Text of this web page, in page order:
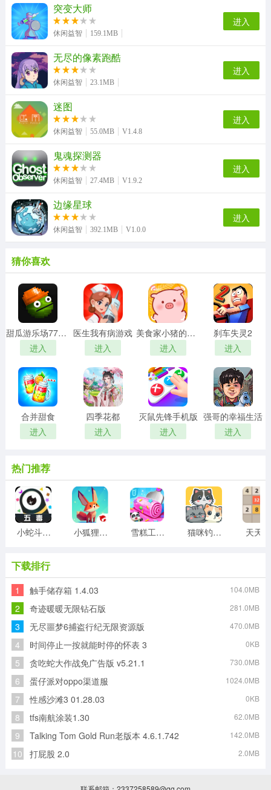
突变大师
休闲益智 159.1MB
进入
无尽的像素跑酷
休闲益智 23.1MB
进入
迷图
休闲益智 55.0MB V1.4.8
进入
鬼魂探测器
休闲益智 27.4MB V1.9.2
进入
边缘星球
休闲益智 392.1MB V1.0.0
进入
猜你喜欢
甜瓜游乐场7723自带模组汉化版
进入
医生我有病游戏
进入
美食家小猪的大冒险安卓版
进入
刹车失灵2
进入
合并甜食
进入
四季花都
进入
灭鼠先锋手机版
进入
强哥的幸福生活
进入
热门推荐
小蛇斗蜈蚣 小狐狸游戏 雪糕工厂游戏 猫咪钓鱼物语游戏 天天
下载排行
1 触手储存箱 1.4.03 104.0MB
2 奇迹暖暖无限钻石版 281.0MB
3 无尽噩梦6捕盗行纪无限资源版 470.0MB
4 时间停止一按就能时停的怀表 3 0KB
5 贪吃蛇大作战免广告版 v5.21.1 730.0MB
6 蛋仔派对oppo渠道服 1024.0MB
7 性感沙滩3 01.28.03 0KB
8 tfs南航涂装1.30 62.0MB
9 Talking Tom Gold Run老版本 4.6.1.742 142.0MB
10 打屁股 2.0 2.0MB